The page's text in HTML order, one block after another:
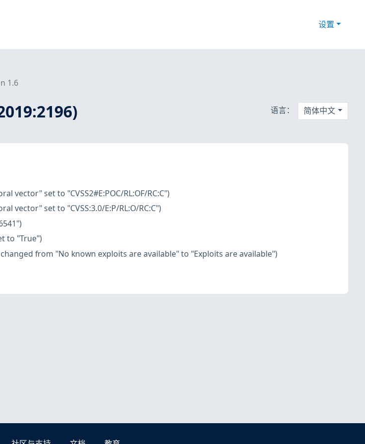
设置
1.6
语言： 简体中文
vector" set to "CVSS2#E:POC/RL:OF/RC:C")
vector" set to "CVSS:3.0/E:P/RL:O/RC:C")
to "True")
from "No known exploits are available" to "Exploits are available")